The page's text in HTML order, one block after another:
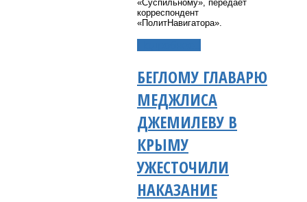
«Суспильному», передаёт
корреспондент
«ПолитНавигатора».
БЕГЛОМУ ГЛАВАРЮ
МЕДЖЛИСА
ДЖЕМИЛЕВУ В
КРЫМУ
УЖЕСТОЧИЛИ
НАКАЗАНИЕ